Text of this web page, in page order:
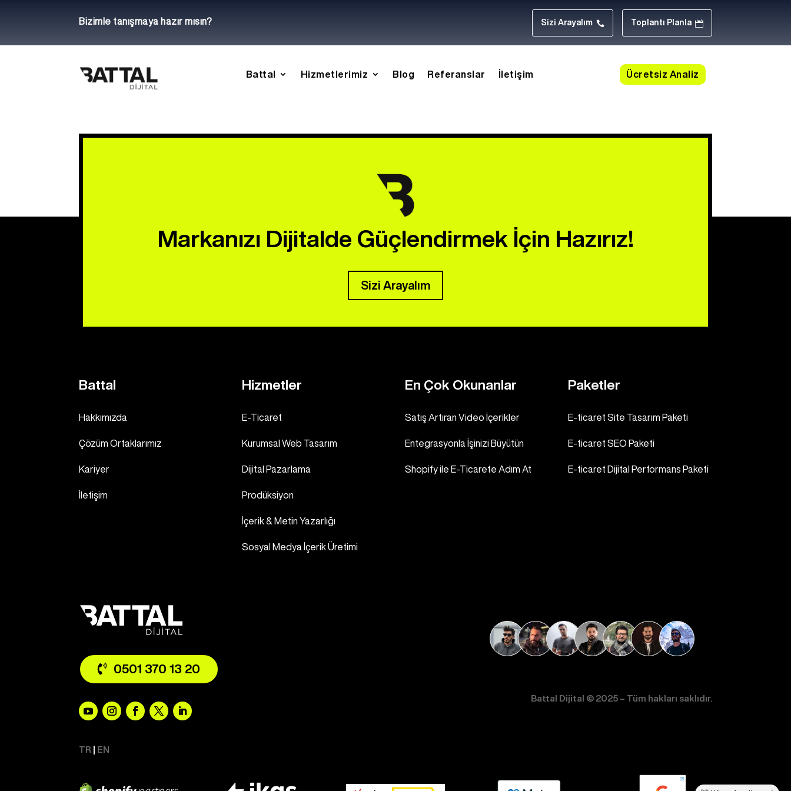
Bizimle tanışmaya hazır mısın? Sizi Arayalım  Toplantı Planla 
Battal Hizmetlerimiz Blog Referanslar İletişim Ücretsiz Analiz
Markanızı Dijitalde Güçlendirmek İçin Hazırız!
Sizi Arayalım
Battal
Hakkımızda
Çözüm Ortaklarımız
Kariyer
İletişim
Hizmetler
E-Ticaret
Kurumsal Web Tasarım
Dijital Pazarlama
Prodüksiyon
İçerik & Metin Yazarlığı
Sosyal Medya İçerik Üretimi
En Çok Okunanlar
Satış Artıran Video İçerikler
Entegrasyonla İşinizi Büyütün
Shopify ile E-Ticarete Adım At
Paketler
E-ticaret Site Tasarım Paketi
E-ticaret SEO Paketi
E-ticaret Dijital Performans Paketi
0501 370 13 20
TR EN
Battal Dijital © 2025 – Tüm hakları saklıdır.